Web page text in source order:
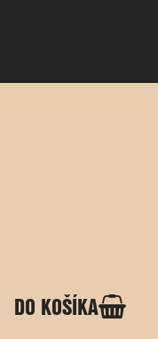
DO KOŠÍKA